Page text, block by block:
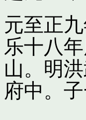
元至正
乐十八
山。明
府中。子